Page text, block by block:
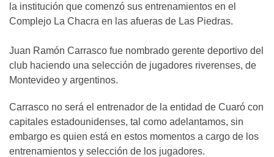
la institución que comenzó sus entrenamientos en el
Complejo La Chacra en las afueras de Las Piedras.
Juan Ramón Carrasco fue nombrado gerente deportivo del
club haciendo una selección de jugadores riverenses, de
Montevideo y argentinos.
Carrasco no será el entrenador de la entidad de Cuaró con
capitales estadounidenses, tal como adelantamos, sin
embargo es quien está en estos momentos a cargo de los
entrenamientos y selección de los jugadores.